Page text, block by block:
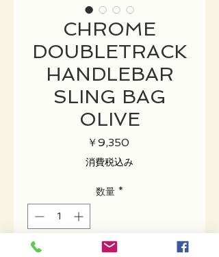
CHROME
DOUBLETRACK
HANDLEBAR
SLING BAG
OLIVE
￥9,350価
格
消費税込み
数量 *
在庫なし